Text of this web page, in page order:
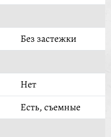
Без застежки
Нет
Есть, съемные